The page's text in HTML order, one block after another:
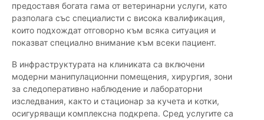
предоставя богата гама от ветеринарни услуги, като
разполага със специалисти с висока квалификация,
които подхождат отговорно към всяка ситуация и
показват специално внимание към всеки пациент.
В инфраструктурата на клиниката са включени
модерни манипулационни помещения, хирургия, зони
за следоперативно наблюдение и лабораторни
изследвания, както и стационар за кучета и котки,
осигуряващи комплексна подкрепа. Сред услугите са